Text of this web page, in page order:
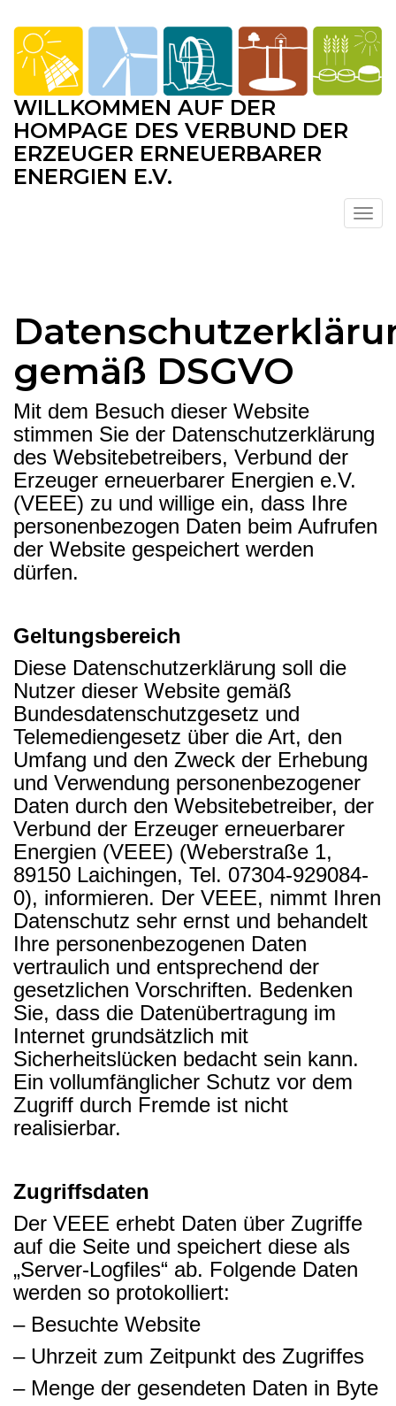
content
WILLKOMMEN AUF DER
HOMPAGE DES VERBUND DER
ERZEUGER ERNEUERBARER
ENERGIEN E.V.
gemäß DSGVO
Mit dem Besuch dieser Website
stimmen Sie der Datenschutzerklärung
des Websitebetreibers, Verbund der
Erzeuger erneuerbarer Energien e.V.
(VEEE) zu und willige ein, dass Ihre
personenbezogen Daten beim Aufrufen
der Website gespeichert werden
dürfen.
Geltungsbereich
Diese Datenschutzerklärung soll die
Nutzer dieser Website gemäß
Bundesdatenschutzgesetz und
Telemediengesetz über die Art, den
Umfang und den Zweck der Erhebung
und Verwendung personenbezogener
Daten durch den Websitebetreiber, der
Verbund der Erzeuger erneuerbarer
Energien (VEEE) (Weberstraße 1,
89150 Laichingen, Tel. 07304-929084-
0), informieren. Der VEEE, nimmt Ihren
Datenschutz sehr ernst und behandelt
Ihre personenbezogenen Daten
vertraulich und entsprechend der
gesetzlichen Vorschriften. Bedenken
Sie, dass die Datenübertragung im
Internet grundsätzlich mit
Sicherheitslücken bedacht sein kann.
Ein vollumfänglicher Schutz vor dem
Zugriff durch Fremde ist nicht
realisierbar.
Zugriffsdaten
Der VEEE erhebt Daten über Zugriffe
auf die Seite und speichert diese als
„Server-Logfiles“ ab. Folgende Daten
werden so protokolliert:
– Besuchte Website
– Uhrzeit zum Zeitpunkt des Zugriffes
– Menge der gesendeten Daten in Byte